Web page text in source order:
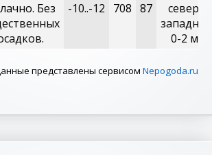
Без
-10..-12 708 87
северо-
0-2 м/с
представлены сервисом Nepogoda.ru